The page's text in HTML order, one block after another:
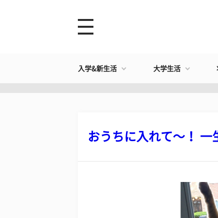
入学&新生活 大学生活
おうちに入れて～！ 一